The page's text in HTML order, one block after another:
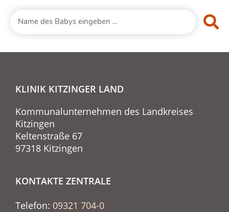
KLINIK KITZINGER LAND
Kommunalunternehmen des Landkreises
Kitzingen
Keltenstraße 67
97318 Kitzingen
KONTAKTE ZENTRALE
Telefon: 09321 704-0